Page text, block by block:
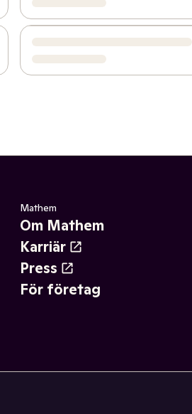
Mathem
Om Mathem
Karriär
Press
För företag